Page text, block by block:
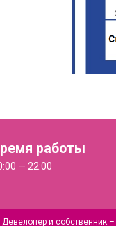
работы
— 22:00
Девелопер и собственник –